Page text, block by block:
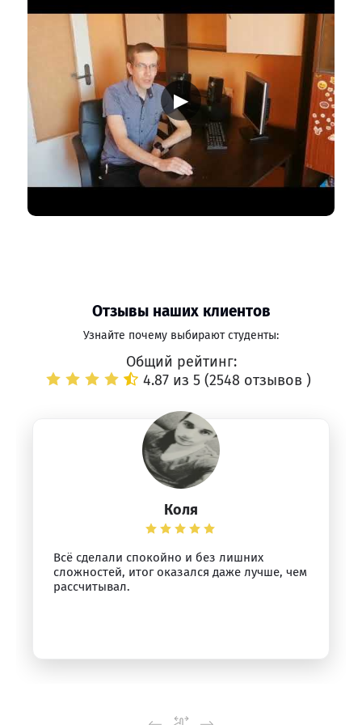
▶
Отзывы наших клиентов
Узнайте почему выбирают студенты:
Общий рейтинг:
4.87 из 5 (2548 отзывов )
Коля
Всё сделали спокойно и без лишних
сложностей, итог оказался даже лучше, чем
рассчитывал.